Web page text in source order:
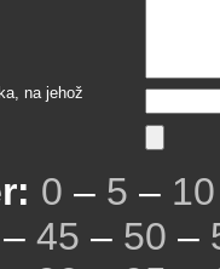
na jehož
0 – 5 – 10
– 45 – 50 –